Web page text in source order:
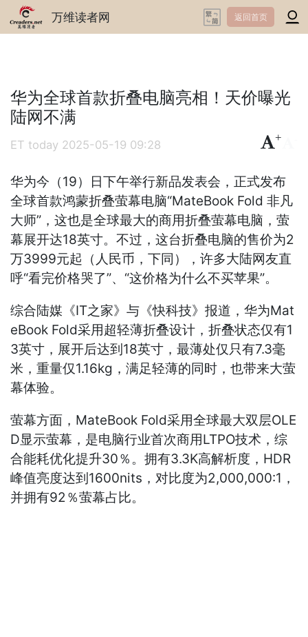
万维读者网 返回首页
华为全球首款折叠电脑亮相！天价曝光
陆网不满
ET today 2025-05-19 09:28
+
华为今（19）日下午举行新品发表会，正式发布
全球首款鸿蒙折叠萤幕电脑“MateBook Fold 非凡
大师”，这也是全球最大的商用折叠萤幕电脑，萤
幕展开达18英寸。不过，这台折叠电脑的售价为2
万3999元起（人民币，下同），许多大陆网友直
呼“看完价格哭了”、“这价格为什么不买苹果”。
综合陆媒《IT之家》与《快科技》报道，华为Mat
eBook Fold采用超轻薄折叠设计，折叠状态仅有1
3英寸，展开后达到18英寸，最薄处仅只有7.3毫
米，重量仅1.16kg，满足轻薄的同时，也带来大萤
幕体验。
萤幕方面，MateBook Fold采用全球最大双层OLE
D显示萤幕，是电脑行业首次商用LTPO技术，综
合能耗优化提升30％。拥有3.3K高解析度，HDR
峰值亮度达到1600nits，对比度为2,000,000:1，
并拥有92％萤幕占比。